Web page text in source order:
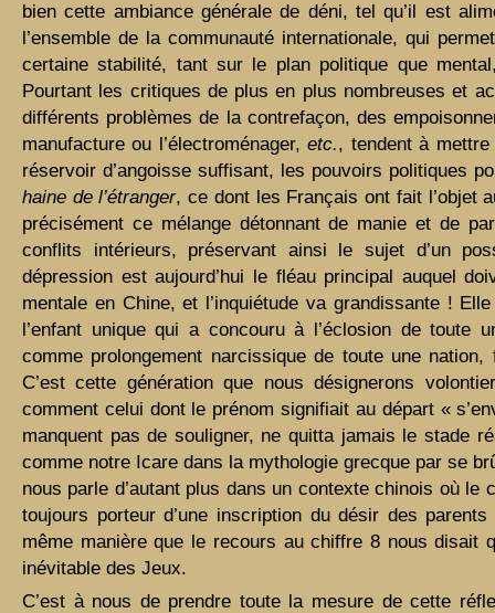
bien cette ambiance générale de déni, tel qu’il est
l’ensemble de la communauté internationale, qui
certaine stabilité, tant sur le plan politique que
Pourtant les critiques de plus en plus nombreuses et
différents problèmes de la contrefaçon, des
manufacture ou l’électroménager, etc., tendent à
réservoir d’angoisse suffisant, les pouvoirs politiques
haine de l’étranger, ce dont les Français ont fait l’objet
précisément ce mélange détonnant de manie et de
conflits intérieurs, préservant ainsi le sujet d’un
dépression est aujourd’hui le fléau principal auquel
mentale en Chine, et l’inquiétude va grandissante !
l’enfant unique qui a concouru à l’éclosion de toute
comme prolongement narcissique de toute une
C’est cette génération que nous désignerons
comment celui dont le prénom signifiait au départ «
manquent pas de souligner, ne quitta jamais le stade
comme notre Icare dans la mythologie grecque par se
nous parle d’autant plus dans un contexte chinois où le
toujours porteur d’une inscription du désir des
même manière que le recours au chiffre 8 nous disait
inévitable des Jeux.
C’est à nous de prendre toute la mesure de cette